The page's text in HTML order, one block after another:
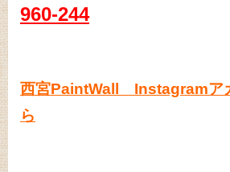
960-244
西宮PaintWall Instagramア
ら